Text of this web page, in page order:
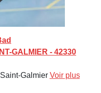
GALMIER - 42330
Galmier Voir plus